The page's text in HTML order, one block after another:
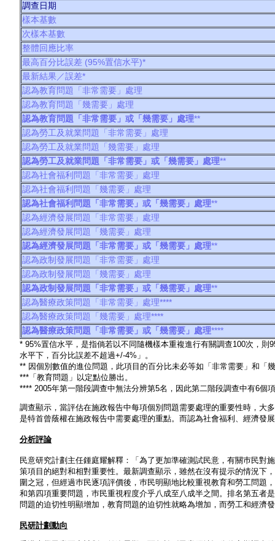
調查日期
樣本基數
次樣本基數
整體回應比率
最高百分比誤差 (95%置信水平)*
最新結果／誤差*
認為教育問題「非常需要」處理
認為教育問題「幾需要」處理
認為教育問題「非常需要」或「幾需要」處理**
認為勞工及就業問題「非常需要」處理
認為勞工及就業問題「幾需要」處理
認為勞工及就業問題「非常需要」或「幾需要」處理**
認為社會福利問題「非常需要」處理
認為社會福利問題「幾需要」處理
認為社會福利問題「非常需要」或「幾需要」處理**
認為經濟發展問題「非常需要」處理
認為經濟發展問題「幾需要」處理
認為經濟發展問題「非常需要」或「幾需要」處理**
認為政制發展問題「非常需要」處理
認為政制發展問題「幾需要」處理
認為政制發展問題「非常需要」或「幾需要」處理**
認為醫療政策問題「非常需要」處理****
認為醫療政策問題「幾需要」處理****
認為醫療政策問題「非常需要」或「幾需要」處理****
* 95%置信水平，是指倘若以不同隨機樣本重複進行有關調查100次，
水平下，百分比誤差不超過+/-4%」。
** 因個別數值的進位問題，此項目的百分比未必等如「非常需要」和「
***「教育問題」以定點位勝出。
**** 2005年第一階段調查中無法分辨第5名，因此第二階段調查中有6個
調查顯示，當評估在施政報告中每項個別問題需要處理的重要性時，大
是特首曾蔭權在施政報告中需要處理的重點。而認為社會福利、經濟發
分析評論
民意研究計劃主任鍾庭耀解釋：「為了更加準確測試民意，有關巿民
策項目的絕對和相對重要性。最新調查顯示，雖然在沒有提示的情況下
圍之冠，但經過巿民逐項評價後，巿民明顯地比較重視教育和勞工問題
和第四項重要問題，巿民重視程度介乎八成至八成半之間。排名第五者
問題的迫切性明顯增加，教育問題的迫切性就略為增加，而勞工和經濟
民研計劃動向